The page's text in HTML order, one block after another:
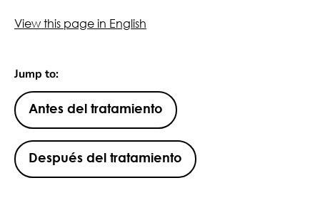
View this page in English
Jump to:
Antes del tratamiento
Después del tratamiento